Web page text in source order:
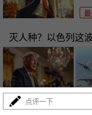
灭人种？以色列这
最热 点评一下